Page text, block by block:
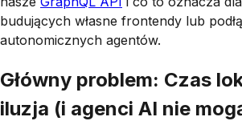
budujących własne frontendy lub
autonomicznych agentów.
Główny problem: Czas
iluzja (i agenci AI nie